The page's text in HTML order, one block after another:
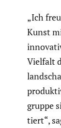
„Ich
Kunst
Vielfalt
gruppe
tiert“,